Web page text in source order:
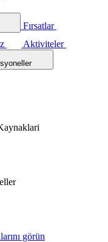
Fırsatlar
Aktiviteler
görün